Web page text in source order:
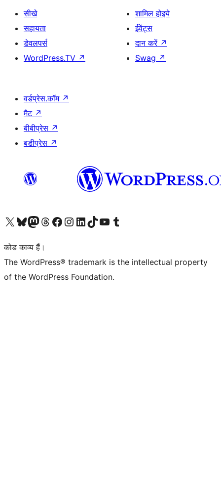
सीखे
सहायता
डेवलपर्स
WordPress.TV ↗
शामिल होइये
ईवेंट्स
दान करें ↗
Swag ↗
वर्डप्रेस.कॉम ↗
मैट ↗
बीबीप्रेस ↗
बडीप्रेस ↗
Visit our X (formerly Twitter) account
हमारे बलुस्की खाते पर जाएँVisit our Mastodon account
हमारे थ्रेड्स अकाउंट पर जाएंहमारे फेसबुक पेज पर जाएँहमारे इंस्टाग्राम अकाउंट पर जाएंहमारे लिंक्डइन खाते पर जाएँहमारे टिकटॉक खाते पर जाएँहमारे यूट्यूब चैनल पर जाएंहमारे Tumblr खाते पर जाएँ
कोड काव्य हैं।
The WordPress® trademark is the intellectual property
of the WordPress Foundation.